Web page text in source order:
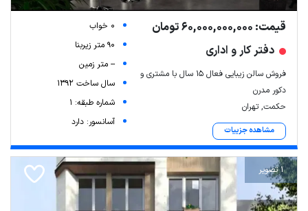
قیمت: 60,000,000,000 تومان
دفتر کار و اداری
فروش سالن زیبایی فعال ۱۵ سال با مشتری و
دکور مدرن
حکمت, تهران
مشاهده جزییات
0 خواب
90 متر زیربنا
-- متر زمین
سال ساخت 1392
شماره طبقه: 1
آسانسور: دارد
1 تصویر